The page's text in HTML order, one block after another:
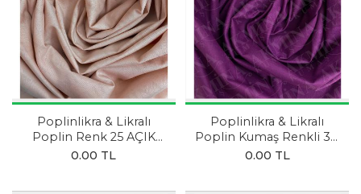
Poplinlikra & Likralı
Poplin Renk 25 AÇIK
PUDRA
0.00 TL
Poplinlikra & Likralı
Poplin Kumaş Renkli 38
FUŞYA
0.00 TL